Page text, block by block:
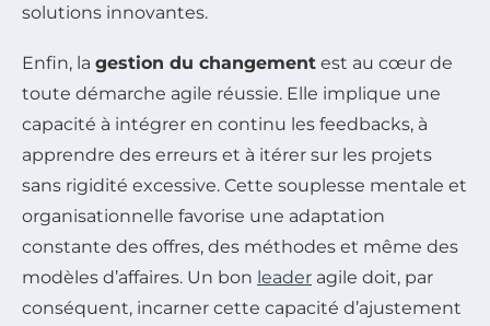
solutions innovantes.
Enfin, la gestion du changement est au cœur de
toute démarche agile réussie. Elle implique une
capacité à intégrer en continu les feedbacks, à
apprendre des erreurs et à itérer sur les projets
sans rigidité excessive. Cette souplesse mentale et
organisationnelle favorise une adaptation
constante des offres, des méthodes et même des
modèles d’affaires. Un bon leader agile doit, par
conséquent, incarner cette capacité d’ajustement